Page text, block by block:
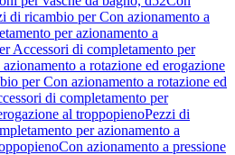
di ricambio per Con azionamento a
per azionamento a
Accessori di completamento per
a rotazione ed erogazione
per Con azionamento a rotazione ed
di completamento per
al troppopienoPezzi di
per azionamento a
Con azionamento a pressione